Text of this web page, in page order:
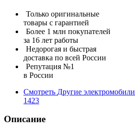
Только оригинальные
товары с гарантией
Более 1 млн покупателей
за 16 лет работы
Недорогая и быстрая
доставка по всей России
Репутация №1
в России
Смотреть Другие электромобили
1423
Описание